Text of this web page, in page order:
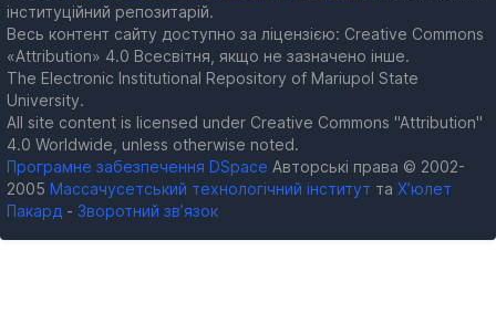
інституційний репозитарій.
Весь контент сайту доступно за ліцензією: Creative Commons
«Attribution» 4.0 Всесвітня, якщо не зазначено інше.
The Electronic Institutional Repository of Mariupol State
University.
All site content is licensed under Creative Commons "Attribution"
4.0 Worldwide, unless otherwise noted.
Програмне забезпечення DSpace Авторські права © 2002-
2005 Массачусетський технологічний інститут та Х’юлет
Пакард - Зворотний зв’язок